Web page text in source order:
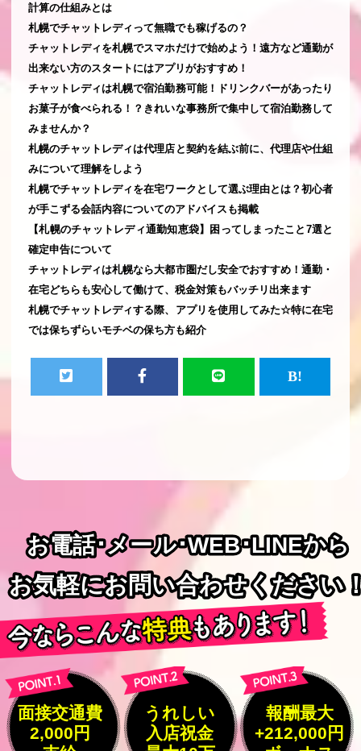
計算の仕組みとは
札幌でチャットレディって無職でも稼げるの？
チャットレディを札幌でスマホだけで始めよう！遠方など通勤が
出来ない方のスタートにはアプリがおすすめ！
チャットレディは札幌で宿泊勤務可能！ドリンクバーがあったり
お菓子が食べられる！？きれいな事務所で集中して宿泊勤務して
みませんか？
札幌のチャットレディは代理店と契約を結ぶ前に、代理店や仕組
みについて理解をしよう
札幌でチャットレディを在宅ワークとして選ぶ理由とは？初心者
が手こずる会話内容についてのアドバイスも掲載
【札幌のチャットレディ通勤知恵袋】困ってしまったこと7選と
確定申告について
チャットレディは札幌なら大都市圏だし安全でおすすめ！通勤・
在宅どちらも安心して働けて、税金対策もバッチリ出来ます
札幌でチャットレディする際、アプリを使用してみた☆特に在宅
では保ちずらいモチベの保ち方も紹介
お電話･メール･WEB･LINEから
お電話･メール･WEB･LINEから
お気軽にお問い合わせください
お気軽にお問い合わせください
面接交通費
2,000円
うれしい
入店祝金
報酬最大
+212,000円